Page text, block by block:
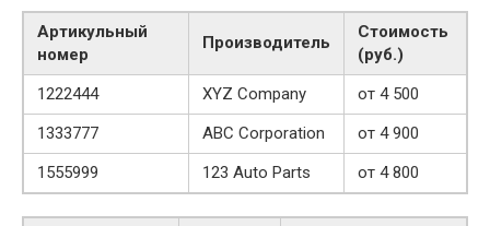
Артикульный
номер
Производитель
Стоимость
(руб.)
1222444
XYZ Company
от 4 500
1333777
ABC Corporation
от 4 900
1555999
123 Auto Parts от 4 800